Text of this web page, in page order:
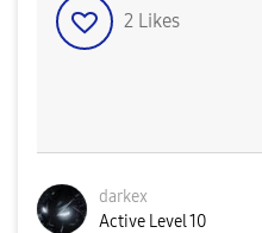
2 Likes
darkex
Active Level 10